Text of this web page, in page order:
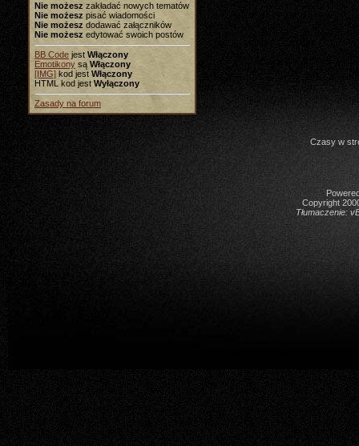
Nie możesz zakładać nowych tematów
Nie możesz pisać wiadomości
Nie możesz dodawać załączników
Nie możesz edytować swoich postów
BB Code jest Włączony
Emotikony są Włączony
[IMG] kod jest Włączony
HTML kod jest Wyłączony
Zasady na forum
Czasy w
Copyright
Tłumaczenie: